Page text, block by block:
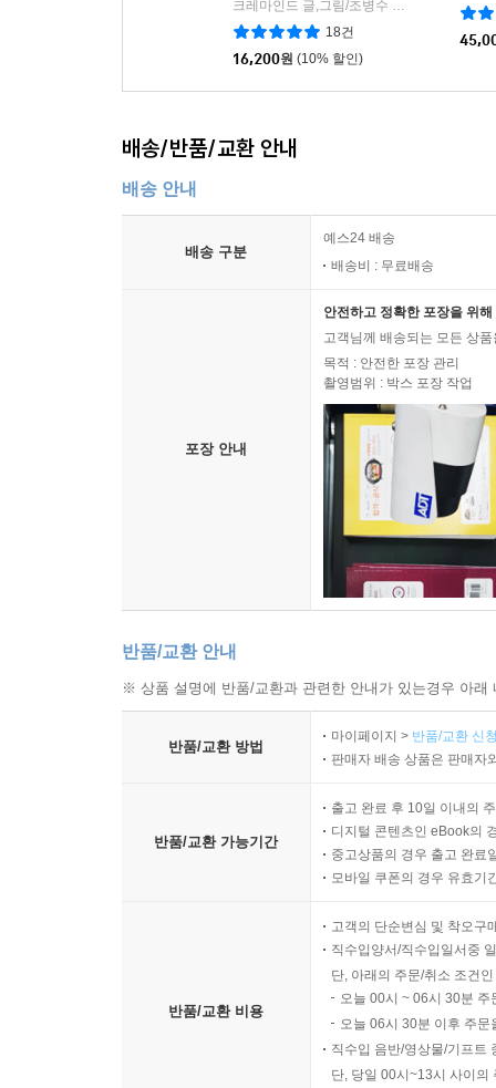
크레마인드 글,그림/조병수 감수
생명의말
18건
16,200원 (10% 할인)
배송/반품/교환 안내
배송 안내
배송 구분
예스24 배송
배송비 : 무료배송
포장 안내
안전하고 정확한 포장을 위
고객님께 배송되는 모든 상
목적 : 안전한 포장 관리
촬영범위 : 박스 포장 작업
반품/교환 안내
※ 상품 설명에 반품/교환과 관련한 안내가 있는경우 아
반품/교환 방법
마이페이지 > 반품/교환 신
판매자 배송 상품은 판매자
반품/교환 가능기간
출고 완료 후 10일 이내의
디지털 콘텐츠인 eBook의
중고상품의 경우 출고 완료
모바일 쿠폰의 경우 유효기
반품/교환 비용
고객의 단순변심 및 착오구
직수입양서/직수입일서중
단, 아래의 주문/취소 조건
오늘 00시 ~ 06시 30분
오늘 06시 30분 이후 주
직수입 음반/영상물/기프트
단, 당일 00시~13시 사이의